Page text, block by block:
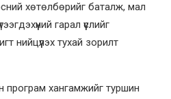
хөтөлбөрийг баталж, мал
гарал үүслийг
нийцүүлэх тухай зорилт
програм хангамжийг туршин